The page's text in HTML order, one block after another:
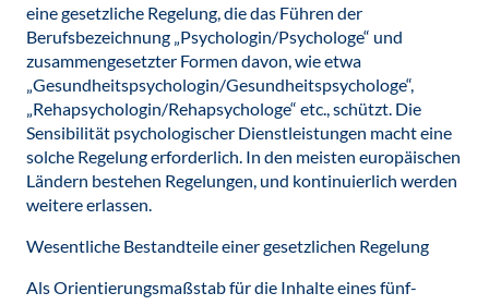
eine gesetzliche Regelung, die das Führen der
Berufsbezeichnung „Psychologin/Psychologe“ und
zusammengesetzter Formen davon, wie etwa
„Gesundheitspsychologin/Gesundheitspsychologe“,
„Rehapsychologin/Rehapsychologe“ etc., schützt. Die
Sensibilität psychologischer Dienstleistungen macht eine
solche Regelung erforderlich. In den meisten europäischen
Ländern bestehen Regelungen, und kontinuierlich werden
weitere erlassen.
Wesentliche Bestandteile einer gesetzlichen Regelung
Als Orientierungsmaßstab für die Inhalte eines fünf-